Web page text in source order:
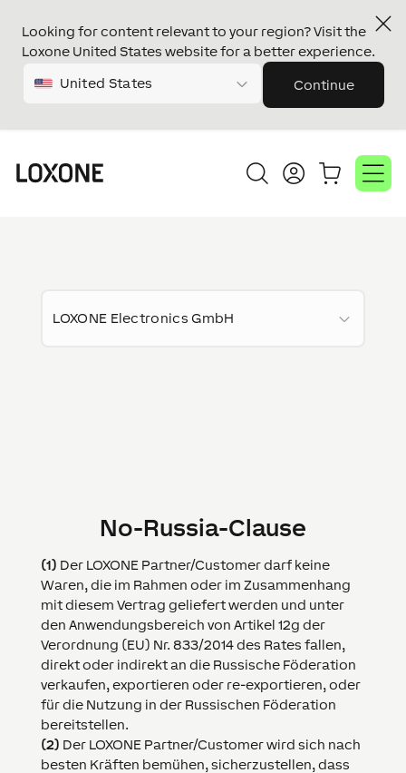
Looking for content relevant to your region? Visit the
Loxone United States website for a better experience.
United States Continue
LOXONE Electronics GmbH
No-Russia-Clause
(1) Der LOXONE Partner/Customer darf keine
Waren, die im Rahmen oder im Zusammenhang
mit diesem Vertrag geliefert werden und unter
den Anwendungsbereich von Artikel 12g der
Verordnung (EU) Nr. 833/2014 des Rates fallen,
direkt oder indirekt an die Russische Föderation
verkaufen, exportieren oder re-exportieren, oder
für die Nutzung in der Russischen Föderation
bereitstellen.
(2) Der LOXONE Partner/Customer wird sich nach
besten Kräften bemühen, sicherzustellen, dass